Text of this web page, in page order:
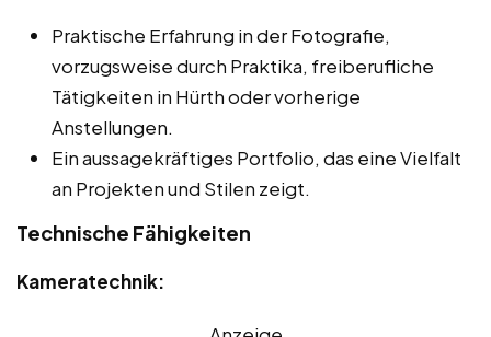
Praktische Erfahrung in der Fotografie,
vorzugsweise durch Praktika, freiberufliche
Tätigkeiten in Hürth oder vorherige
Anstellungen.
Ein aussagekräftiges Portfolio, das eine Vielfalt
an Projekten und Stilen zeigt.
Technische Fähigkeiten
Kameratechnik: